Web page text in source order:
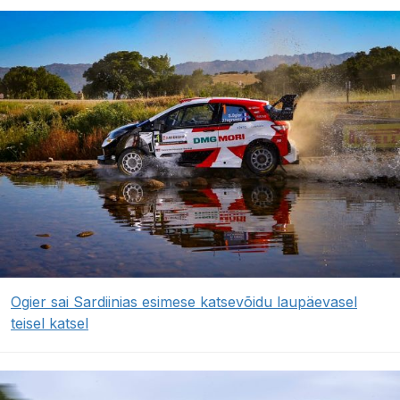
Ogier sai Sardiinias esimese katsevõidu laupäevasel
teisel katsel